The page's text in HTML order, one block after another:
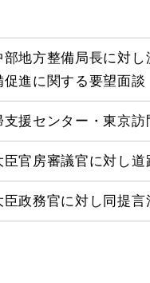
部地方整備局長に対
促進に関する要望面談
援センター・東京訪
臣官房審議官に対し
政務官に対し同提言